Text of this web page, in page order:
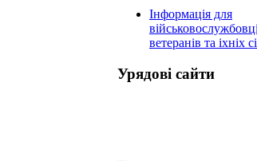
Інформація для
ветеранів та іхніх
Урядові сайти